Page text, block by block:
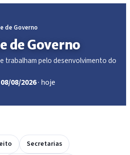
de Governo
de Governo
trabalham pelo desenvolvimento do
08/08/2026· hoje
Secretarias